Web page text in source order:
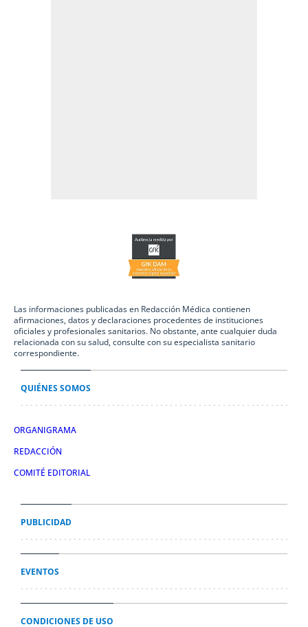
Las informaciones publicadas en Redacción Médica contienen
afirmaciones, datos y declaraciones procedentes de instituciones
oficiales y profesionales sanitarios. No obstante, ante cualquier duda
relacionada con su salud, consulte con su especialista sanitario
correspondiente.
QUIÉNES SOMOS
ORGANIGRAMA
REDACCIÓN
COMITÉ EDITORIAL
PUBLICIDAD
EVENTOS
CONDICIONES DE USO